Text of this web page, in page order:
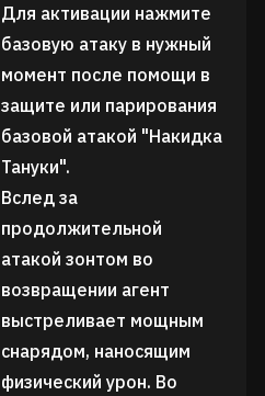
Для активации нажмите
базовую атаку в нужный
момент после помощи в
защите или парирования
базовой атакой "Накидка
Тануки".
Вслед за
продолжительной
атакой зонтом во
возвращении агент
выстреливает мощным
снарядом, наносящим
физический урон. Во